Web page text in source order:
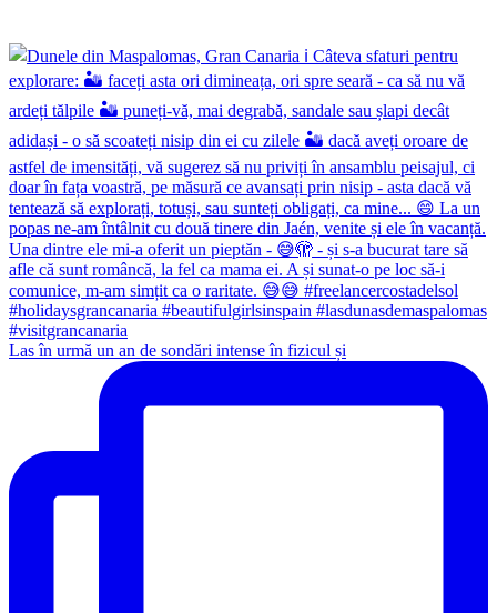
Las în urmă un an de sondări intense în fizicul și